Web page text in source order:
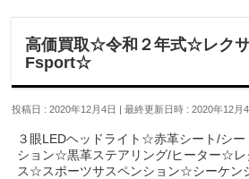
高価買取☆令和２年式☆レク
Fsport☆
投稿日 : 2020年12月4日 最終更新日時 : 2020年12月4
３眼LEDヘッドライト☆赤革シート/シ
ション☆黒革ステアリング/ヒーター☆レ
ス☆スポーツサスペンション☆シーケン